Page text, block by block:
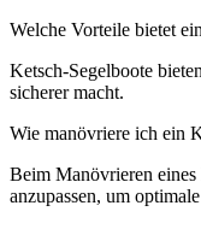
Welche Vorteile bietet
Ketsch-Segelboote
sicherer macht.
Wie manövriere ich ein
Beim Manövrieren
anzupassen, um